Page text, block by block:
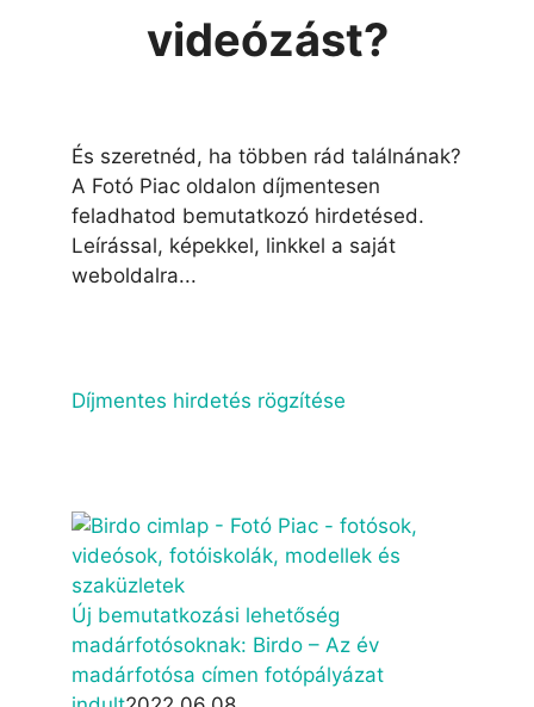
videózást?
És szeretnéd, ha többen rád találnának?
A Fotó Piac oldalon díjmentesen
feladhatod bemutatkozó hirdetésed.
Leírással, képekkel, linkkel a saját
weboldalra...
Díjmentes hirdetés rögzítése
Új bemutatkozási lehetőség
madárfotósoknak: Birdo – Az év
madárfotósa címen fotópályázat